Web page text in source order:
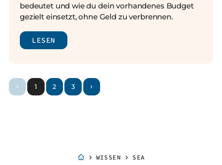
bedeutet und wie du dein vorhandenes Budget
gezielt einsetzt, ohne Geld zu verbrennen.
LESEN
1 2 3
WISSEN SEA